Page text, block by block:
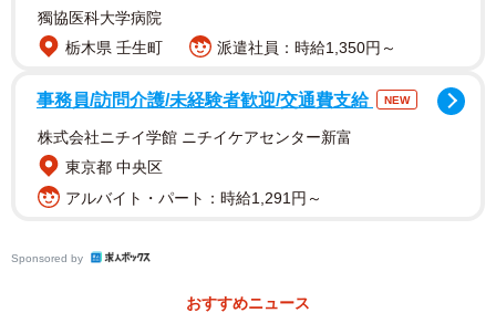
獨協医科大学病院
栃木県 壬生町
派遣社員：時給1,350円～
事務員/訪問介護/未経験者歓迎/交通費支給 NEW
株式会社ニチイ学館 ニチイケアセンター新富
東京都 中央区
アルバイト・パート：時給1,291円～
Sponsored by
おすすめニュース